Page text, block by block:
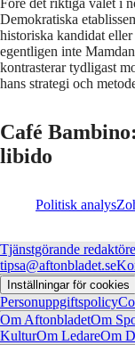
Före det riktiga valet i
Demokratiska
historiska kandidat
egentligen inte
kontrasterar tydligast
hans strategi och
Café
libido
Politisk analys
Tjänstgörande
tipsa@aftonbladet.se
Inställningar för cookies
Personuppgiftspolicy
Om AftonbladetOm
KulturOm LedareOm